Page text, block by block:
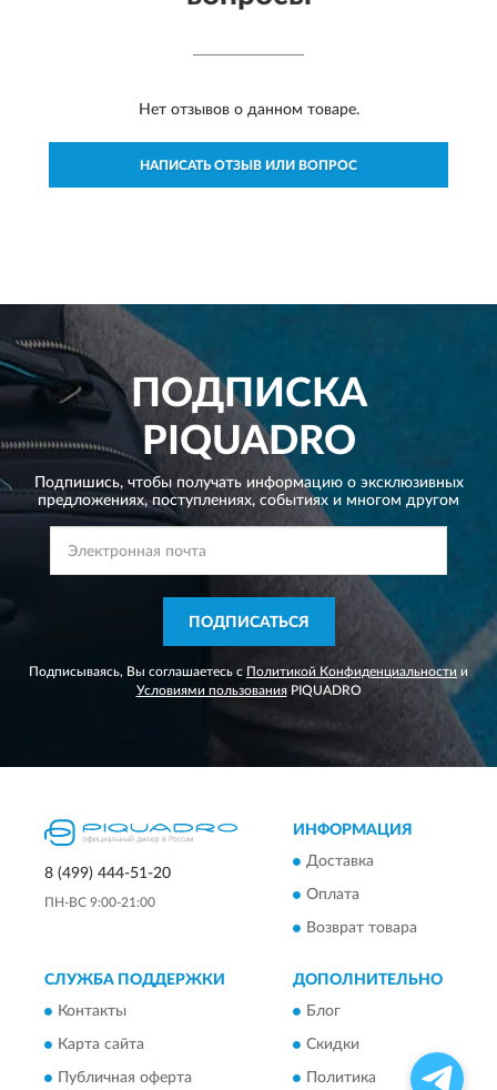
Нет отзывов о данном товаре.
НАПИСАТЬ ОТЗЫВ ИЛИ ВОПРОС
ПОДПИСКА
PIQUADRO
Подпишись, чтобы получать информацию о эксклюзивных
предложениях,поступлениях, событиях и многом другом
ПОДПИСАТЬСЯ
Подписываясь, Вы соглашаетесь с Политикой Конфиденциальности и
Условиями пользованияPIQUADRO
8 (499) 444-51-20
ПН-ВС 9:00-21:00
ИНФОРМАЦИЯ
Доставка
Оплата
Возврат товара
СЛУЖБА ПОДДЕРЖКИ
Контакты
Карта сайта
Публичная оферта
ДОПОЛНИТЕЛЬНО
Блог
Скидки
Политика